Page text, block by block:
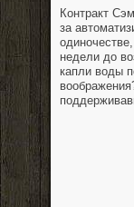
Контракт
за
недели до
капли воды